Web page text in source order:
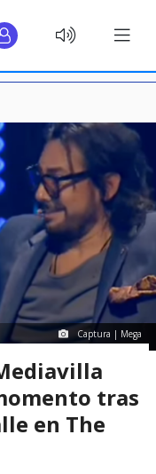
Captura | Mega
tras
en The